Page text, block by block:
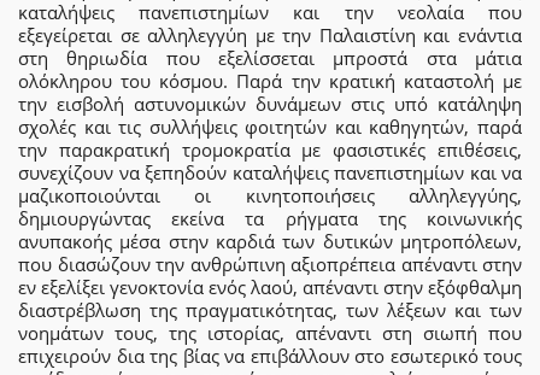
καταλήψεις πανεπιστημίων και την νεολαία που
εξεγείρεται σε αλληλεγγύη με την Παλαιστίνη και ενάντια
στη θηριωδία που εξελίσσεται μπροστά στα μάτια
ολόκληρου του κόσμου. Παρά την κρατική καταστολή με
την εισβολή αστυνομικών δυνάμεων στις υπό κατάληψη
σχολές και τις συλλήψεις φοιτητών και καθηγητών, παρά
την παρακρατική τρομοκρατία με φασιστικές επιθέσεις,
συνεχίζουν να ξεπηδούν καταλήψεις πανεπιστημίων και να
μαζικοποιούνται οι κινητοποιήσεις αλληλεγγύης,
δημιουργώντας εκείνα τα ρήγματα της κοινωνικής
ανυπακοής μέσα στην καρδιά των δυτικών μητροπόλεων,
που διασώζουν την ανθρώπινη αξιοπρέπεια απέναντι στην
εν εξελίξει γενοκτονία ενός λαού, απέναντι στην εξόφθαλμη
διαστρέβλωση της πραγματικότητας, των λέξεων και των
νοημάτων τους, της ιστορίας, απέναντι στη σιωπή που
επιχειρούν δια της βίας να επιβάλλουν στο εσωτερικό τους